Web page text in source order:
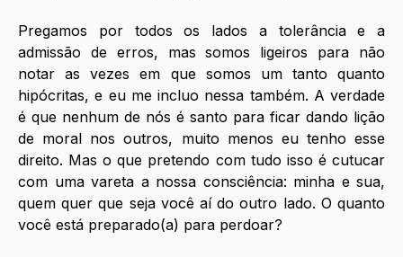
Pregamos por todos os lados a tolerância e a
admissão de erros, mas somos ligeiros para não
notar as vezes em que somos um tanto quanto
hipócritas, e eu me incluo nessa também. A verdade
é que nenhum de nós é santo para ficar dando lição
de moral nos outros, muito menos eu tenho esse
direito. Mas o que pretendo com tudo isso é cutucar
com uma vareta a nossa consciência: minha e sua,
quem quer que seja você aí do outro lado. O quanto
você está preparado(a) para perdoar?